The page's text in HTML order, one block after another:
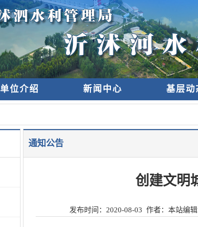
单位介绍 新闻中心 基层动
通知公告
创建文明
发布时间： 2020-08-03 作者：本站编辑